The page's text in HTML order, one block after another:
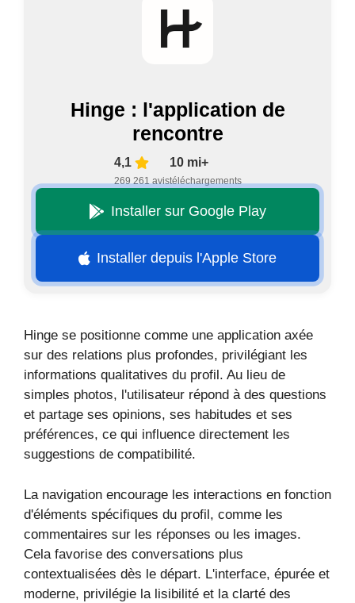
Hinge : l'application de
rencontre
4,1
269 261 avis
10 mi+
téléchargements
Installer sur Google Play
Installer depuis l'Apple Store
Hinge se positionne comme une application axée
sur des relations plus profondes, privilégiant les
informations qualitatives du profil. Au lieu de
simples photos, l'utilisateur répond à des questions
et partage ses opinions, ses habitudes et ses
préférences, ce qui influence directement les
suggestions de compatibilité.
La navigation encourage les interactions en fonction
d'éléments spécifiques du profil, comme les
commentaires sur les réponses ou les images.
Cela favorise des conversations plus
contextualisées dès le départ. L'interface, épurée et
moderne, privilégie la lisibilité et la clarté des